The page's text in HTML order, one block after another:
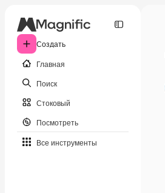
Создать
Главная
Поиск
Стоковый
Посмотреть
Все инструменты